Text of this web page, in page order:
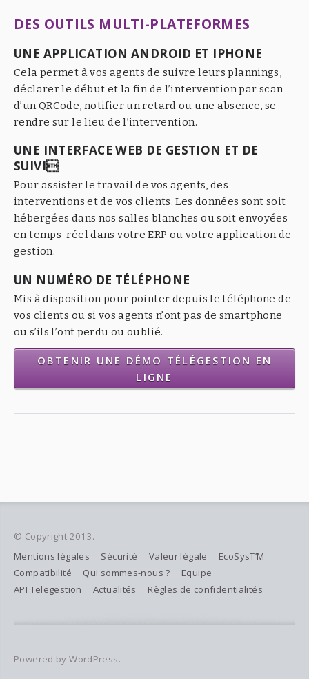
DES OUTILS MULTI-PLATEFORMES
UNE APPLICATION ANDROID ET IPHONE
Cela permet à vos agents de suivre leurs plannings,
déclarer le début et la fin de l’intervention par scan
d’un QRCode, notifier un retard ou une absence, se
rendre sur le lieu de l’intervention.
UNE INTERFACE WEB DE GESTION ET DE
SUIVI
Pour assister le travail de vos agents, des
interventions et de vos clients. Les données sont soit
hébergées dans nos salles blanches ou soit envoyées
en temps-réel dans votre ERP ou votre application de
gestion.
UN NUMÉRO DE TÉLÉPHONE
Mis à disposition pour pointer depuis le téléphone de
vos clients ou si vos agents n’ont pas de smartphone
ou s’ils l’ont perdu ou oublié.
OBTENIR UNE DÉMO TÉLÉGESTION EN
LIGNE
© Copyright 2013.
Mentions légales
Sécurité Valeur légale
EcoSysT’M
Compatibilité
Qui sommes-nous ?
Equipe
API Telegestion
Actualités Règles de confidentialités
Powered by WordPress.